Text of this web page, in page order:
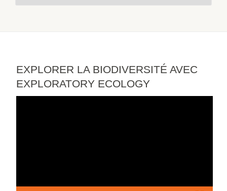
EXPLORER LA BIODIVERSITÉ AVEC
EXPLORATORY ECOLOGY